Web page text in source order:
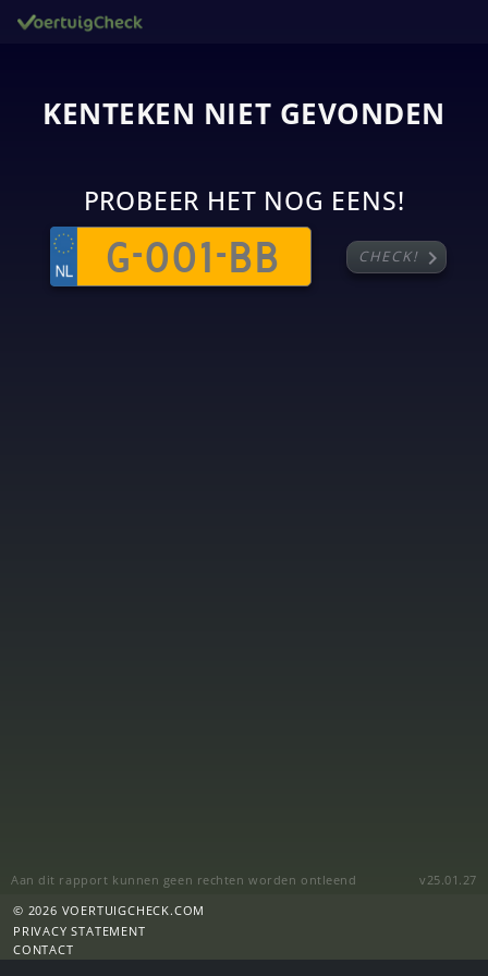
KENTEKEN NIET GEVONDEN
PROBEER HET NOG EENS!
CHECK! chevron_right
Aan dit rapport kunnen geen rechten worden ontleend
v25.01.27
© 2026 VOERTUIGCHECK.COM
PRIVACY STATEMENT
CONTACT